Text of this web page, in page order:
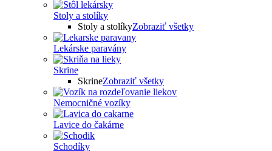
Stoly a stolíky
Stoly a stolíkyZobraziť všetky
Lekárske paravány
Skrine
SkrineZobraziť všetky
Nemocničné vozíky
Lavice do čakárne
Schodíky